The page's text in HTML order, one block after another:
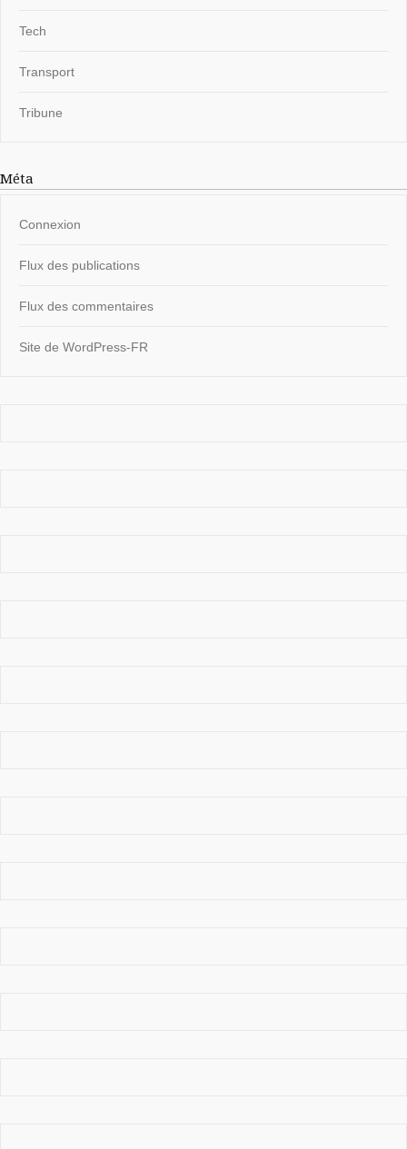
Tech
Transport
Tribune
Méta
Connexion
Flux des publications
Flux des commentaires
Site de WordPress-FR